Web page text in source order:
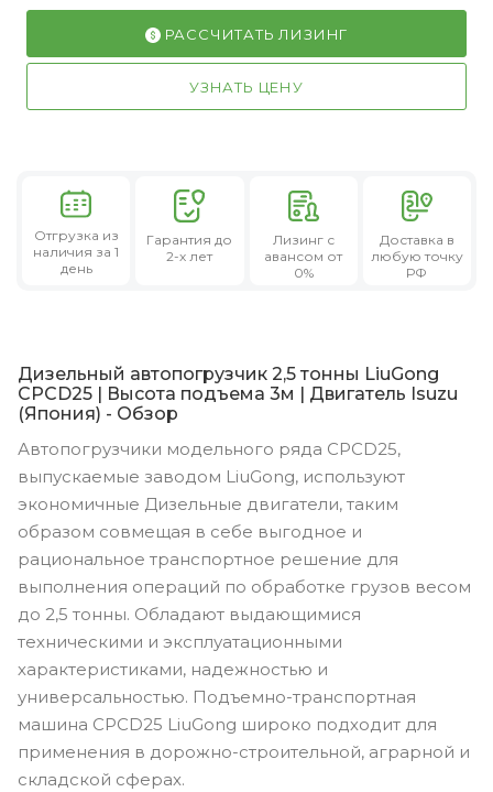
РАССЧИТАТЬ ЛИЗИНГ
УЗНАТЬ ЦЕНУ
Отгрузка из
наличия за 1
день
Гарантия до
2-х лет
Лизингс
авансом от
0%
Доставка в
любую точку
РФ
Дизельный автопогрузчик 2,5 тонны LiuGong
CPCD25 | Высота подъема 3м | Двигатель Isuzu
(Япония) - Обзор
Автопогрузчики модельного ряда CPCD25,
выпускаемые заводом LiuGong, используют
экономичные Дизельные двигатели, таким
образом совмещая в себе выгодное и
рациональное транспортное решение для
выполнения операций по обработке грузов весом
до 2,5 тонны. Обладают выдающимися
техническими и эксплуатационными
характеристиками, надежностью и
универсальностью. Подъемно-транспортная
машина CPCD25 LiuGong широко подходит для
применения в дорожно-строительной, аграрной и
складской сферах.